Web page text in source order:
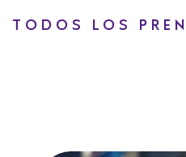
TODOS LOS